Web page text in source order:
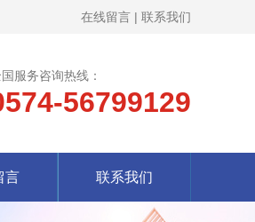
在线留言 | 联系我们
服务咨询热线：
56799129
言 联系我们